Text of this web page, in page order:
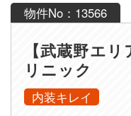
物件No：13566
【武蔵野エ
リニック
内装キレイ